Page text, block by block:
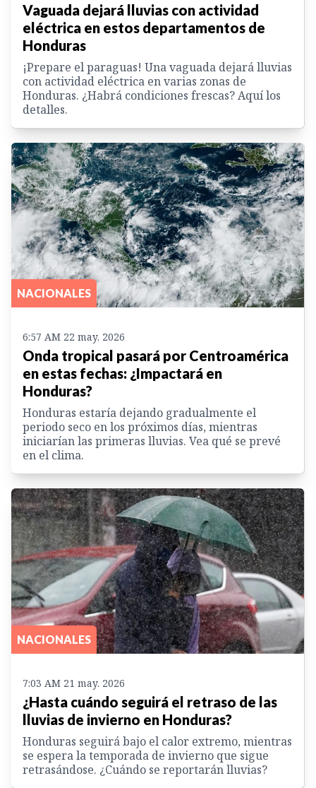
Vaguada dejará lluvias con actividad
eléctrica en estos departamentos de
Honduras
¡Prepare el paraguas! Una vaguada dejará lluvias
con actividad eléctrica en varias zonas de
Honduras. ¿Habrá condiciones frescas? Aquí los
detalles.
NACIONALES
6:57 AM 22 may. 2026
Onda tropical pasará por Centroamérica
en estas fechas: ¿Impactará en
Honduras?
Honduras estaría dejando gradualmente el
periodo seco en los próximos días, mientras
iniciarían las primeras lluvias. Vea qué se prevé
en el clima.
NACIONALES
7:03 AM 21 may. 2026
¿Hasta cuándo seguirá el retraso de las
lluvias de invierno en Honduras?
Honduras seguirá bajo el calor extremo, mientras
se espera la temporada de invierno que sigue
retrasándose. ¿Cuándo se reportarán lluvias?